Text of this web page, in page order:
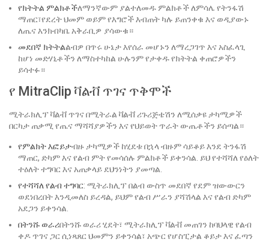
የክትትል ምልክቶችለማንኛውም ያልተለመዱ ምልክቶች ለምሳሌ የትንፋሽ
ማጠር፣የደረት ህመም ወይም የእግሮች እብጠት ካሉ ይጠንቀቁ እና ወዲያውኑ
ለጤና እንክብካቤ አቅራቢዎ ያሳውቁ።
መደበኛ ክትትልልብዎ በጥሩ ሁኔታ እየሰራ መሆኑን ለማረጋገጥ እና አስፈላጊ
ከሆነ መድሃኒቶችን ለማስተካከል ሁሉንም የታቀዱ የክትትል ቀጠሮዎችን
ይሳተፉ።
የ MitraClip ቫልቭ ጥገና ጥቅሞች
ሚትራክሊፕ ቫልቭ ጥገና በሚትራል ቫልቭ ሪጉሪጅቴሽን ለሚሰቃዩ ታካሚዎች
በርካታ ጠቃሚ የጤና ማሻሻያዎችን እና የህይወት ጥራት ውጤቶችን ይሰጣል።
የምልክት እፎይታብዙ ታካሚዎች ከሂደቱ በኋላ ብዙም ሳይቆይ እንደ ትንፋሽ
ማጠር, ድካም እና የልብ ምት የመሳሰሉ ምልክቶች ይቀንሳል. ይህ የተሻሻለ የዕለት
ተዕለት ተግባር እና አጠቃላይ ደህንነትን ያመጣል.
የተሻሻለ የልብ ተግባር: ሚትራክሊፕ በልብ ውስጥ መደበኛ የደም ዝውውርን
ወደነበረበት እንዲመለስ ይረዳል, ይህም የልብ ሥራን ያሻሽላል እና የልብ ድካም
አደጋን ይቀንሳል.
በትንሹ ወራሪበትንሹ ወራሪ ሂደት፣ ሚትራክሊፕ ቫልቭ መጠገን ከባህላዊ የልብ
ቀዶ ጥገና ጋር ሲነጻጸር ህመምን ይቀንሳል፣ አጭር የሆስፒታል ቆይታ እና ፈጣን